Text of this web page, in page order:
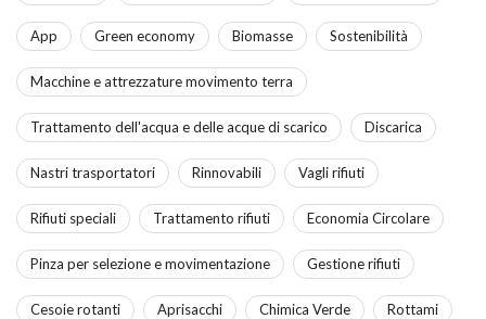
App Green economy Biomasse Sostenibilità
Macchine e attrezzature movimento terra
Trattamento dell'acqua e delle acque di scarico Discarica
Nastri trasportatori Rinnovabili Vagli rifiuti
Rifiuti speciali Trattamento rifiuti Economia Circolare
Pinza per selezione e movimentazione Gestione rifiuti
Cesoie rotanti Aprisacchi Chimica Verde Rottami